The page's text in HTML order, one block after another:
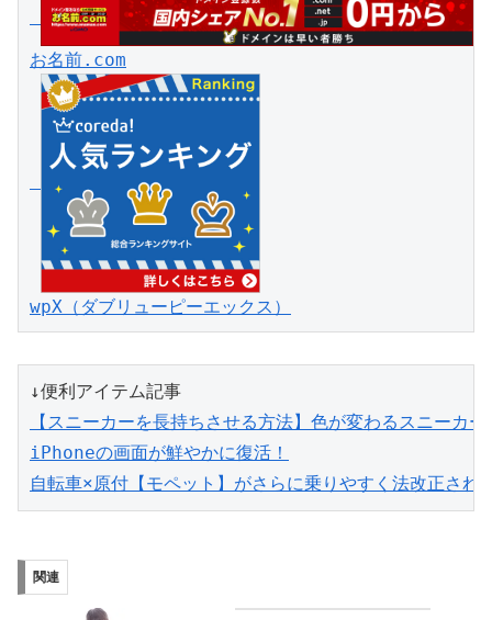
お名前.com
wpX（ダブリューピーエックス）
【スニーカーを長持ちさせる方法】色が変わるスニーカ
iPhoneの画面が鮮やかに復活！
自転車×原付【モペット】がさらに乗りやすく法改正され
関連